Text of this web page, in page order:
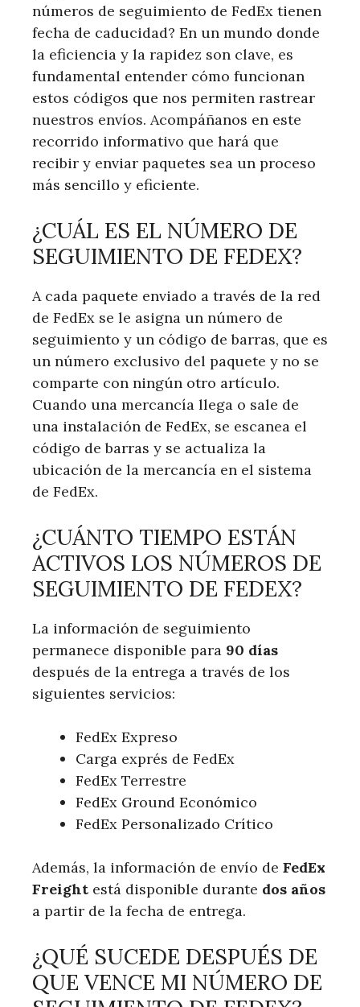
números de seguimiento de FedEx tienen
fecha de⁢ caducidad? En‍ un mundo donde
la eficiencia y la rapidez ‌son clave, es
⁢fundamental entender cómo funcionan
estos códigos ​que nos permiten rastrear
nuestros envíos. Acompáñanos ⁣en este
recorrido informativo que hará que‌
recibir y enviar paquetes sea un proceso
‍más sencillo y eficiente.
¿CUÁL ES EL NÚMERO ‌DE
SEGUIMIENTO‍ DE ⁢FEDEX?
A cada ‌paquete enviado a ‍través de ‌la red
de FedEx se le asigna un número de‍
seguimiento y‍ un código de barras, que es
un número⁢ exclusivo del paquete y no⁢ se
comparte con ningún otro⁤ artículo.
Cuando una mercancía llega​ o⁢ sale de
una instalación de FedEx, se escanea el
código de barras y se actualiza la
ubicación de la mercancía en el sistema
⁢de FedEx.
¿CUÁNTO TIEMPO ESTÁN
ACTIVOS LOS NÚMEROS DE
SEGUIMIENTO DE FEDEX?
La información de seguimiento
permanece⁤ disponible para 90 días
después de la entrega a través de los
siguientes servicios:
FedEx Expreso
Carga exprés de FedEx
FedEx ‍Terrestre
FedEx Ground Económico
FedEx Personalizado Crítico
Además, la ‌información de envío de FedEx
Freight ⁢está disponible durante dos años
a partir de la fecha de entrega.
¿QUÉ SUCEDE DESPUÉS ⁢DE
QUE VENCE MI NÚMERO‌ DE